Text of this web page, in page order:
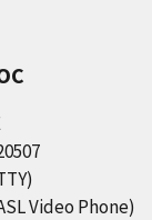
Video Phone)